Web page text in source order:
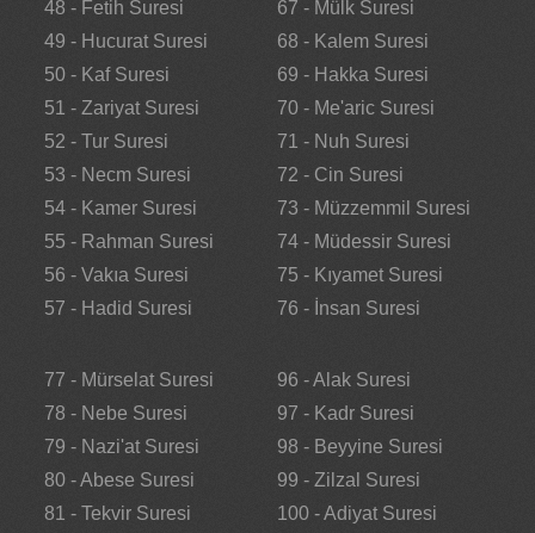
48 - Fetih Suresi
49 - Hucurat Suresi
50 - Kaf Suresi
51 - Zariyat Suresi
52 - Tur Suresi
53 - Necm Suresi
54 - Kamer Suresi
55 - Rahman Suresi
56 - Vakıa Suresi
57 - Hadid Suresi
67 - Mülk Suresi
68 - Kalem Suresi
69 - Hakka Suresi
70 - Me'aric Suresi
71 - Nuh Suresi
72 - Cin Suresi
73 - Müzzemmil Suresi
74 - Müdessir Suresi
75 - Kıyamet Suresi
76 - İnsan Suresi
77 - Mürselat Suresi
78 - Nebe Suresi
79 - Nazi'at Suresi
80 - Abese Suresi
81 - Tekvir Suresi
96 - Alak Suresi
97 - Kadr Suresi
98 - Beyyine Suresi
99 - Zilzal Suresi
100 - Adiyat Suresi